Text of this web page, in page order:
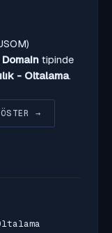
Domain tipinde
- Oltalama.
→